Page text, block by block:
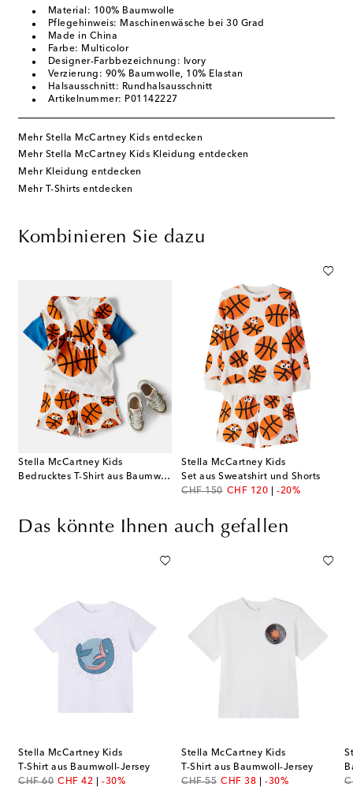
Material: 100% Baumwolle
Pflegehinweis: Maschinenwäsche bei 30 Grad
Made in China
Farbe: Multicolor
Designer-Farbbezeichnung: Ivory
Verzierung: 90% Baumwolle, 10% Elastan
Halsausschnitt: Rundhalsausschnitt
Artikelnummer: P01142227
Mehr Stella McCartney Kids entdecken
Mehr Stella McCartney Kids Kleidung entdecken
Mehr Kleidung entdecken
Mehr T-Shirts entdecken
Kombinieren Sie dazu
Stella McCartney Kids
Bedrucktes T-Shirt aus Baumwolle
Stella McCartney Kids
Set aus Sweatshirt und Shorts
CHF 150
original priceCHF 120
discount price
-20%
Das könnte Ihnen auch gefallen
Stella McCartney Kids
T-Shirt aus Baumwoll-Jersey
CHF 60
original price
CHF 42
discount price
-30%
Stella McCartney Kids
T-Shirt aus Baumwoll-Jersey
CHF 55
original price
CHF 38
discount price
-30%